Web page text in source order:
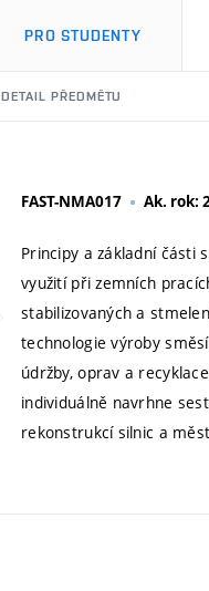
PRO STUDENTY
DETAIL PŘEDMĚTU
FAST-NMA017 Ak. rok:
Principy a základní části
využití při zemních
stabilizovaných a
technologie výroby
údržby, oprav a
individuálně navrhne
rekonstrukcí silnic a